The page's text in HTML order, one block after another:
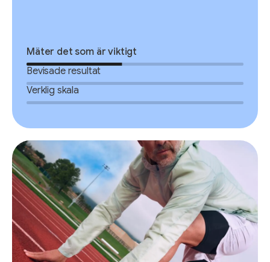
Mäter det som är viktigt
Bevisade resultat
Verklig skala